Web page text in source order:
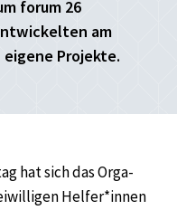
forum 26
am
Projekte.
hat sich das Orga-
Helfer*innen